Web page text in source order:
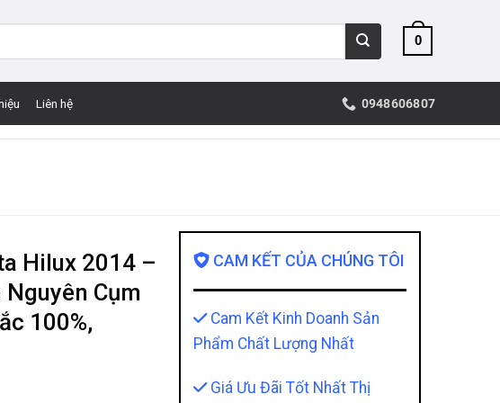
0
Liên hệ 0948606807
Hilux 2014 –
Cụm
100%,
CAM KẾT CỦA CHÚNG TÔI
Cam Kết Kinh Doanh Sản
Phẩm Chất Lượng Nhất
Giá Ưu Đãi Tốt Nhất Thị